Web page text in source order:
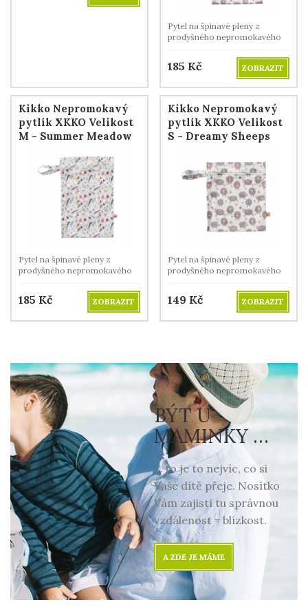
Pytel na špinavé pleny z
prodyšného nepromokavého
185 Kč ZOBRAZIT
Kikko Nepromokavý
pytlík XKKO Velikost
M - Summer Meadow
Pytel na špinavé pleny z
prodyšného nepromokavého
185 Kč ZOBRAZIT
Kikko Nepromokavý
pytlík XKKO Velikost
S - Dreamy Sheeps
Pytel na špinavé pleny z
prodyšného nepromokavého
149 Kč ZOBRAZIT
BÝT U
MAMINKY …
… to je to nejvíc, co si
Vaše dítě přeje. Nosítko
Vám zajistí tu správnou
vzdálenost = blízkost.
A ZDE JE MÁME